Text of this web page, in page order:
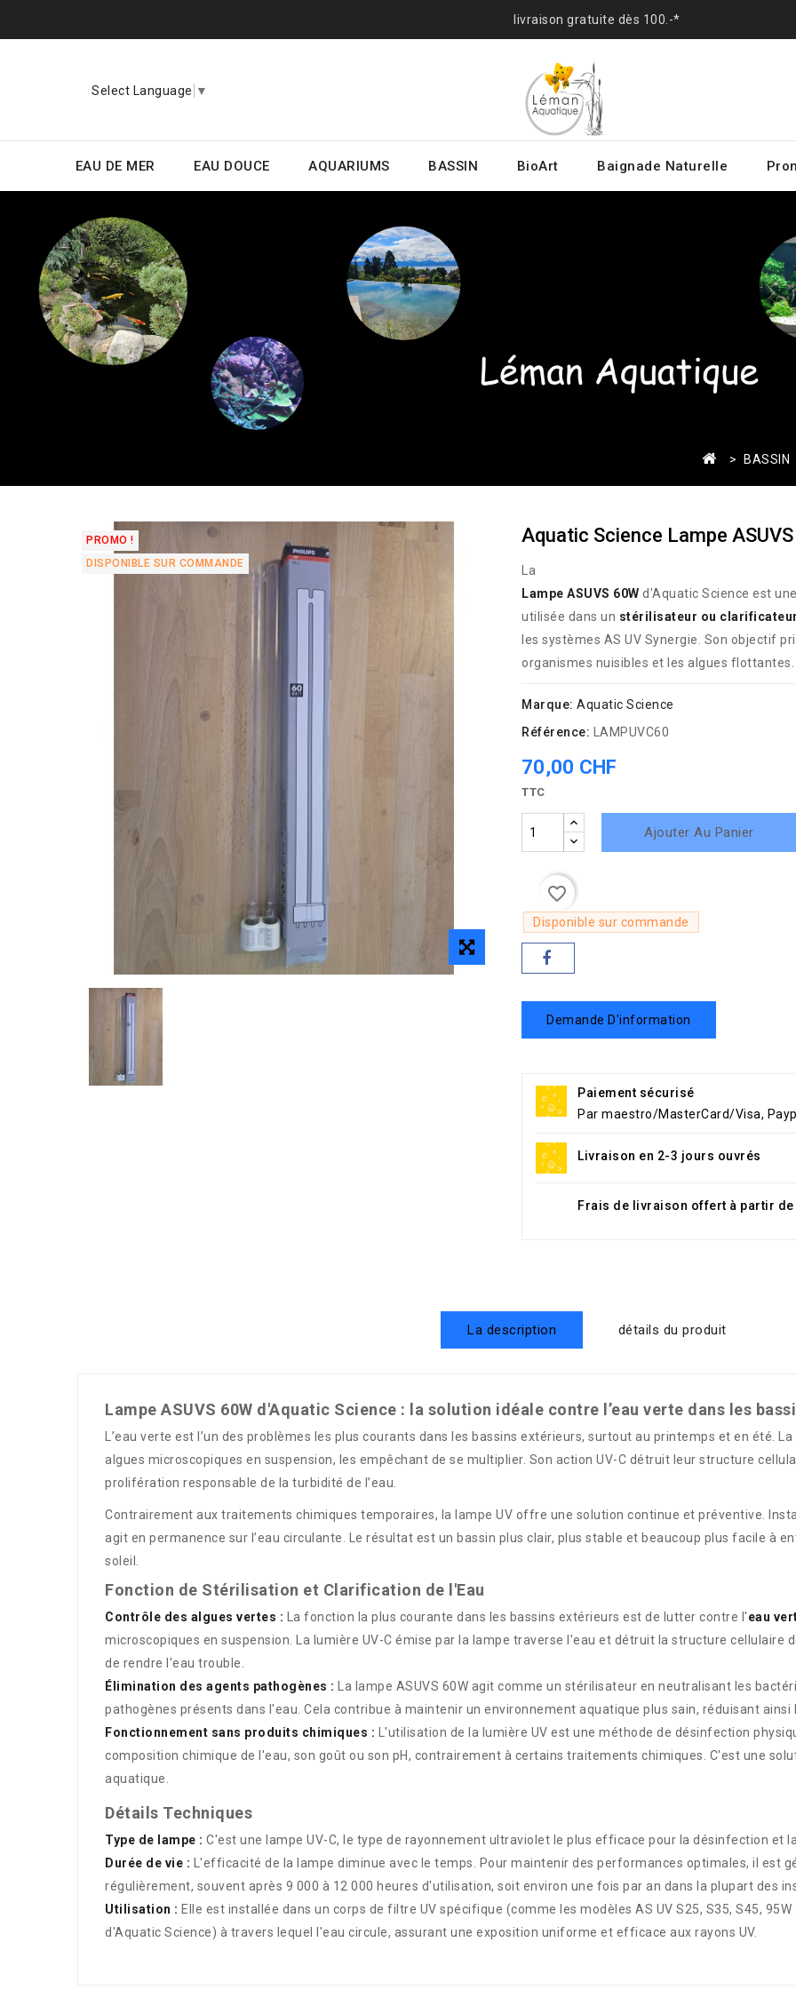
livraison gratuite dès 100.-*
Select Language ▼
EAU DE MER EAU DOUCE AQUARIUMS BASSIN BioArt Baignade Naturelle
BASSIN
PROMO !
DISPONIBLE SUR COMMANDE
Aquatic Science Lampe
La
Lampe ASUVS 60W d'Aquatic Science est
utilisée dans un stérilisateur ou
les systèmes AS UV Synergie. Son objectif
organismes nuisibles et les algues flottantes.
Marque: Aquatic Science
Référence:
LAMPUVC60
70,00 CHF
TTC
Ajouter Au Panier
favorite_border
Disponible sur commande
Demande D'information
Paiement sécurisé
Par maestro/MasterCard/Visa,
Livraison en 2-3 jours ouvrés
Frais de livraison offert à partir de
La description détails du produit
Lampe ASUVS 60W d'Aquatic Science : la solution idéale contre l’eau verte dans les
L’eau verte est l’un des problèmes les plus courants dans les bassins extérieurs, surtout au printemps et en été.
algues microscopiques en suspension, les empêchant de se multiplier. Son action UV-C détruit leur structure
prolifération responsable de la turbidité de l’eau.
Contrairement aux traitements chimiques temporaires, la lampe UV offre une solution continue et préventive.
agit en permanence sur l’eau circulante. Le résultat est un bassin plus clair, plus stable et beaucoup plus facile à
soleil.
Fonction de Stérilisation et Clarification de l'Eau
Contrôle des algues vertes : La fonction la plus courante dans les bassins extérieurs est de lutter contre l'eau
microscopiques en suspension. La lumière UV-C émise par la lampe traverse l'eau et détruit la structure cellulaire
de rendre l'eau trouble.
Élimination des agents pathogènes : La lampe ASUVS 60W agit comme un stérilisateur en neutralisant les
pathogènes présents dans l'eau. Cela contribue à maintenir un environnement aquatique plus sain, réduisant ainsi
Fonctionnement sans produits chimiques : L'utilisation de la lumière UV est une méthode de désinfection
composition chimique de l'eau, son goût ou son pH, contrairement à certains traitements chimiques. C'est une
aquatique.
Détails Techniques
Type de lampe : C'est une lampe UV-C, le type de rayonnement ultraviolet le plus efficace pour la désinfection et
Durée de vie : L'efficacité de la lampe diminue avec le temps. Pour maintenir des performances optimales, il est
régulièrement, souvent après 9 000 à 12 000 heures d'utilisation, soit environ une fois par an dans la plupart des
Utilisation : Elle est installée dans un corps de filtre UV spécifique (comme les modèles AS UV S25, S35, S45,
d'Aquatic Science) à travers lequel l'eau circule, assurant une exposition uniforme et efficace aux rayons UV.